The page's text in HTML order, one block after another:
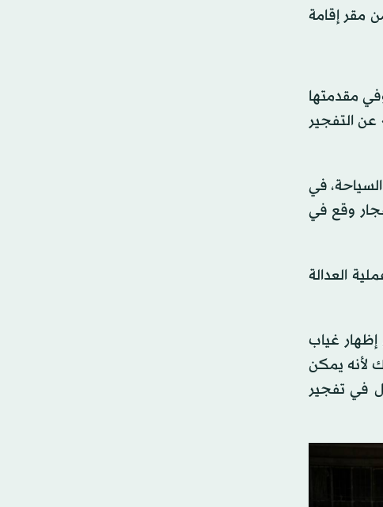
متتاليان على بعد نحو 10 كيلومترات من مقر إقامة
مقدمتها
التفجير
وزارة السياحة، في
وقع في
العدالة
إظهار غياب
لأنه يمكن
في تفجير